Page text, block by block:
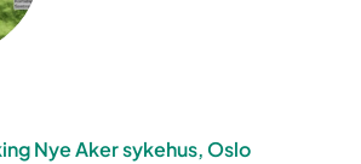
Nye Aker sykehus, Oslo